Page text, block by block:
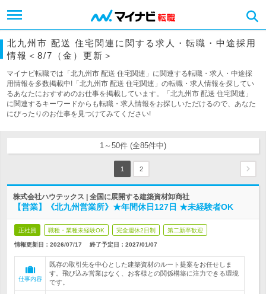
北九州市 配送 住宅関連に関する求人・転職・中途採用
情報＜8/7（金）更新＞
マイナビ転職では「北九州市 配送 住宅関連」に関連する転職・求人・中途採
用情報を多数掲載中!「北九州市 配送 住宅関連」の転職・求人情報を探してい
るあなたにおすすめのお仕事を掲載しています。「北九州市 配送 住宅関連」
に関連するキーワードからも転職・求人情報をお探しいただけるので、あなた
にぴったりのお仕事を見つけてみてください!
1～50件 (全85件中)
1 2
株式会社ハウテックス | 全国に展開する建築資材卸商社
【営業】《北九州営業所》★年間休日127日 ★未経験者OK
正社員 職種・業種未経験OK 完全週休2日制 第二新卒歓迎
情報更新日：2026/07/17 終了予定日： 2027/01/07
仕事内容
既存の取引先を中心とした建築資材のルート提案をお任せしま
す。飛び込み営業はなく、お客様との関係構築に注力できる環境
です。